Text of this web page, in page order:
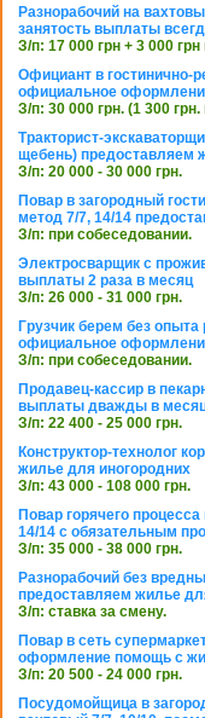
Разнорабочий на
занятость выплаты
З/п: 17 000 грн + 3 000
Официант в гостинично-
официальное
З/п: 30 000 грн. (1 300
Тракторист-
щебень) предоставляем
З/п: 20 000 - 30 000 грн.
Повар в загородный
метод 7/7, 14/14
З/п: при собеседовании.
Электросварщик с
выплаты 2 раза в месяц
З/п: 26 000 - 31 000 грн.
Грузчик берем без
официальное
З/п: при собеседовании.
Продавец-кассир в
выплаты дважды в
З/п: 22 400 - 25 000 грн.
Конструктор-технолог
жилье для иногородних
З/п: 43 000 - 108 000 грн.
Повар горячего
14/14 с обязательным
З/п: 35 000 - 38 000 грн.
Разнорабочий без
предоставляем жилье
З/п: ставка за смену.
Повар в сеть
оформление помощь с
З/п: 20 500 - 24 000 грн.
Посудомойщица в